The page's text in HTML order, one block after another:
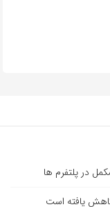
در پلتفرم ها
کاهش یافته است